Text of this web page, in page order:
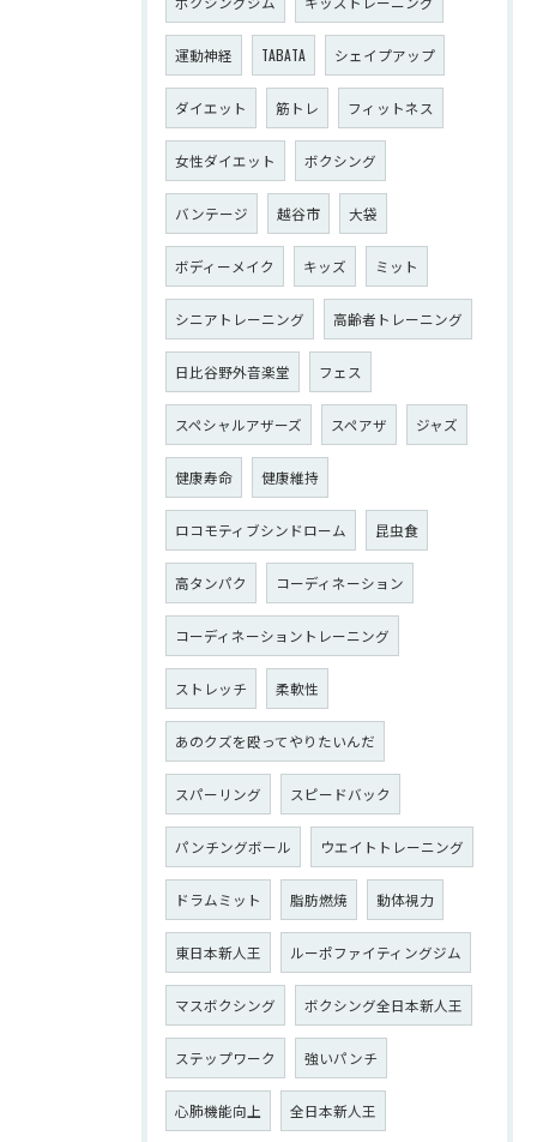
運動神経 TABATA シェイプアップ
ダイエット 筋トレ フィットネス
女性ダイエット ボクシング
バンテージ 越谷市 大袋
ボディーメイク キッズ ミット
シニアトレーニング 高齢者トレーニング
日比谷野外音楽堂 フェス
スペシャルアザーズ スペアザ ジャズ
健康寿命 健康維持
ロコモティブシンドローム 昆虫食
高タンパク コーディネーション
コーディネーショントレーニング
ストレッチ 柔軟性
あのクズを殴ってやりたいんだ
スパーリング スピードバック
パンチングボール ウエイトトレーニング
ドラムミット 脂肪燃焼 動体視力
東日本新人王 ルーポファイティングジム
マスボクシング ボクシング全日本新人王
ステップワーク 強いパンチ
心肺機能向上 全日本新人王